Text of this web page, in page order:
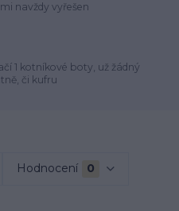
navždy vyřešen
1 kotníkové boty, už žádný
či kufru
Hodnocení 0